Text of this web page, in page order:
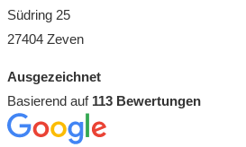
Südring 25
27404 Zeven
Ausgezeichnet
Basierend auf 113 Bewertungen